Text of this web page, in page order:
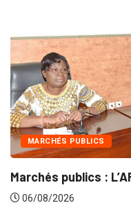
croisade pour plus...